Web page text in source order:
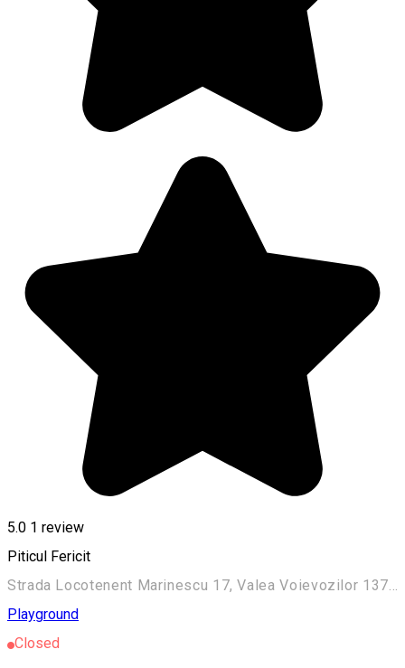
5.0 1 review
Piticul Fericit
Strada Locotenent Marinescu 17, Valea Voievozilor 137395, România
Playground
Closed